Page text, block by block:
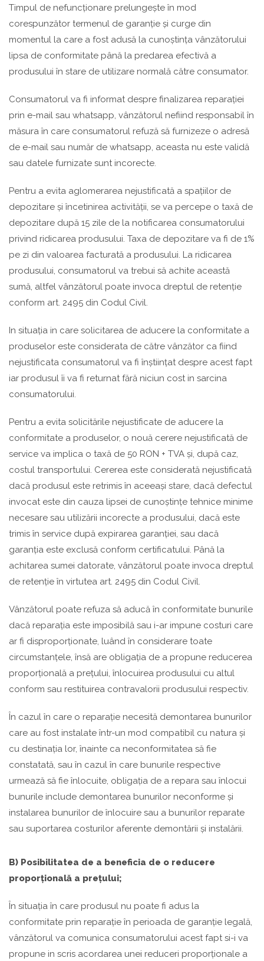
Timpul de nefuncționare prelungește în mod
corespunzător termenul de garanție și curge din
momentul la care a fost adusă la cunoștința vânzătorului
lipsa de conformitate până la predarea efectivă a
produsului în stare de utilizare normală către consumator.
Consumatorul va fi informat despre finalizarea reparației
prin e-mail sau whatsapp, vânzătorul nefiind responsabil în
măsura în care consumatorul refuză să furnizeze o adresă
de e-mail sau număr de whatsapp, aceasta nu este validă
sau datele furnizate sunt incorecte.
Pentru a evita aglomerarea nejustificată a spațiilor de
depozitare și încetinirea activității, se va percepe o taxă de
depozitare după 15 zile de la notificarea consumatorului
privind ridicarea produsului. Taxa de depozitare va fi de 1%
pe zi din valoarea facturată a produsului. La ridicarea
produsului, consumatorul va trebui să achite această
sumă, altfel vânzătorul poate invoca dreptul de retenție
conform art. 2495 din Codul Civil.
In situația in care solicitarea de aducere la conformitate a
produselor este considerata de către vânzător ca fiind
nejustificata consumatorul va fi înștiințat despre acest fapt
iar produsul îi va fi returnat fără niciun cost in sarcina
consumatorului.
Pentru a evita solicitările nejustificate de aducere la
conformitate a produselor, o nouă cerere nejustificată de
service va implica o taxă de 50 RON + TVA și, după caz,
costul transportului. Cererea este considerată nejustificată
dacă produsul este retrimis în aceeași stare, dacă defectul
invocat este din cauza lipsei de cunoștințe tehnice minime
necesare sau utilizării incorecte a produsului, dacă este
trimis în service după expirarea garanției, sau dacă
garanția este exclusă conform certificatului. Până la
achitarea sumei datorate, vânzătorul poate invoca dreptul
de retenție în virtutea art. 2495 din Codul Civil.
Vânzătorul poate refuza să aducă în conformitate bunurile
dacă reparația este imposibilă sau i-ar impune costuri care
ar fi disproporționate, luând în considerare toate
circumstanțele, însă are obligația de a propune reducerea
proporțională a prețului, înlocuirea produsului cu altul
conform sau restituirea contravalorii produsului respectiv.
În cazul în care o reparație necesită demontarea bunurilor
care au fost instalate într-un mod compatibil cu natura și
cu destinația lor, înainte ca neconformitatea să fie
constatată, sau în cazul în care bunurile respective
urmează să fie înlocuite, obligația de a repara sau înlocui
bunurile include demontarea bunurilor neconforme și
instalarea bunurilor de înlocuire sau a bunurilor reparate
sau suportarea costurilor aferente demontării și instalării.
B) Posibilitatea de a beneficia de o reducere
proporțională a prețului;
În situația în care produsul nu poate fi adus la
conformitate prin reparație în perioada de garanție legală,
vânzătorul va comunica consumatorului acest fapt si-i va
propune in scris acordarea unei reduceri proporționale a